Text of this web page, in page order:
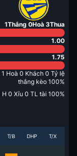
1Thắng 0Hoà 3Thua
1.00
1.75
1 Hoà 0 Khách 0 Tỷ lệ
thắng kèo 100%
H 0 Xỉu 0 TL tài 100%
T/B DHP T/X